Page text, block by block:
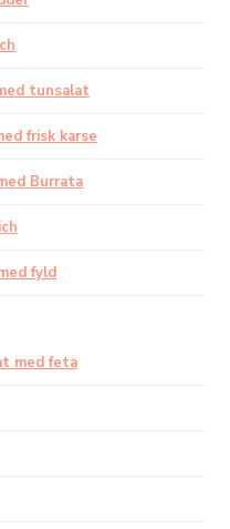
tunsalat
frisk karse
Burrata
fyld
med feta